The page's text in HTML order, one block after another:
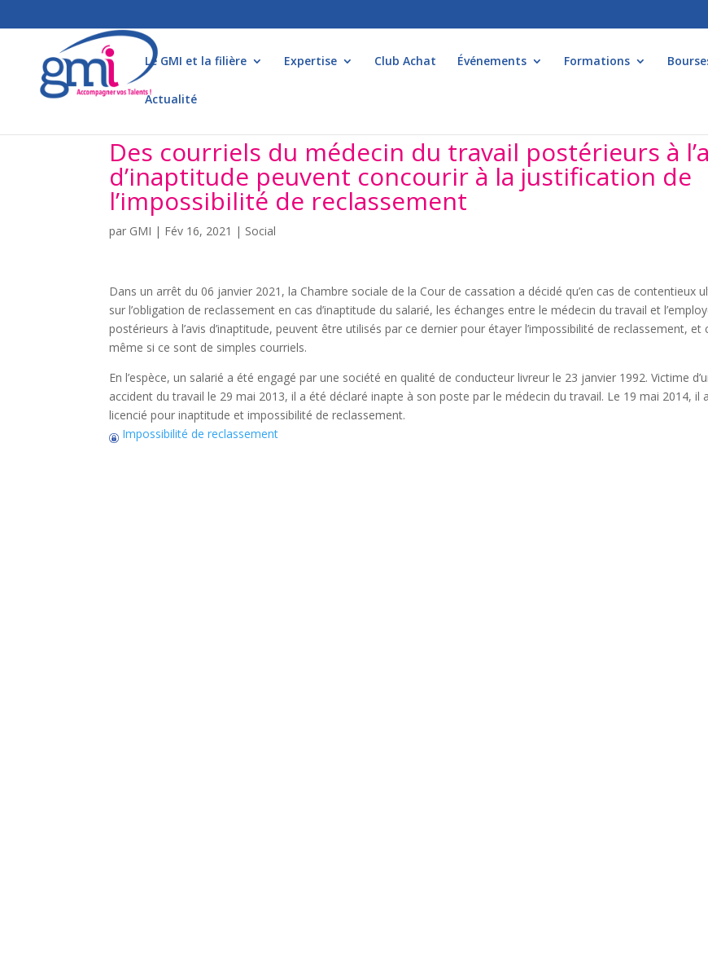
Le GMI et la filière Expertise Club Achat Événements Formations
Actualité
Des courriels du médecin du travail postérieurs à
d’inaptitude peuvent concourir à la justification de
l’impossibilité de reclassement
par GMI | Fév 16, 2021 | Social
Dans un arrêt du 06 janvier 2021, la Chambre sociale de la Cour de cassation a décidé qu’en cas de contentieux
sur l’obligation de reclassement en cas d’inaptitude du salarié, les échanges entre le médecin du travail et
postérieurs à l’avis d’inaptitude, peuvent être utilisés par ce dernier pour étayer l’impossibilité de reclassement, et
même si ce sont de simples courriels.
En l’espèce, un salarié a été engagé par une société en qualité de conducteur livreur le 23 janvier 1992. Victime
accident du travail le 29 mai 2013, il a été déclaré inapte à son poste par le médecin du travail. Le 19 mai 2014, il
licencié pour inaptitude et impossibilité de reclassement.
Impossibilité de reclassement